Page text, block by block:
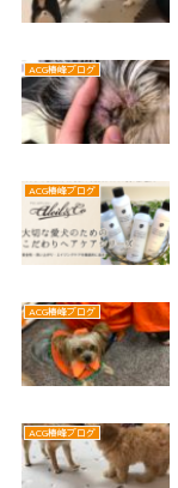
ACG椿峰ブログ
ACG椿峰ブログ
ACG椿峰ブログ
ACG椿峰ブログ